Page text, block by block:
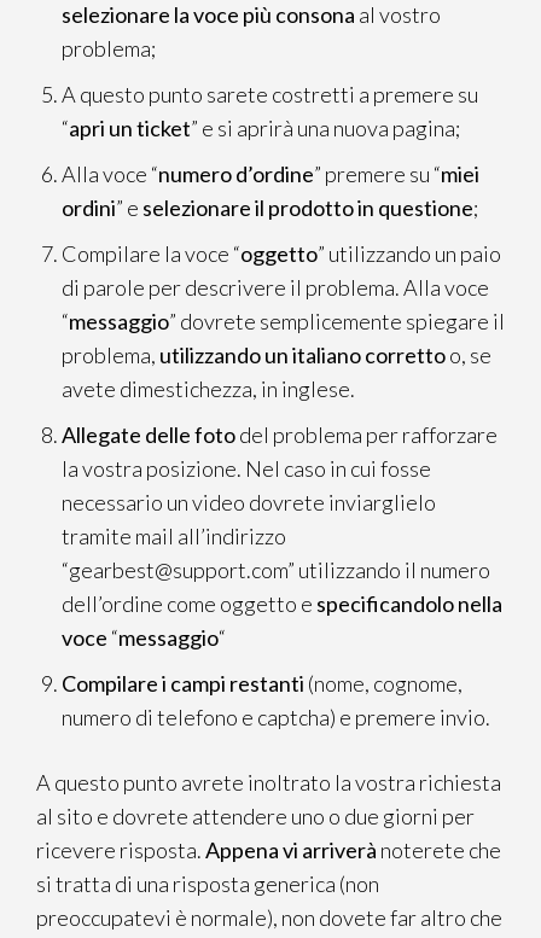
selezionare la voce più consona al vostro
problema;
A questo punto sarete costretti a premere su
“apri un ticket” e si aprirà una nuova pagina;
Alla voce “numero d’ordine” premere su “miei
ordini” e selezionare il prodotto in questione;
Compilare la voce “oggetto” utilizzando un paio
di parole per descrivere il problema. Alla voce
“messaggio” dovrete semplicemente spiegare il
problema, utilizzando un italiano correttoo, se
avete dimestichezza, in inglese.
Allegate delle fotodel problema per rafforzare
la vostra posizione. Nel caso in cui fosse
necessario un video dovrete inviarglielo
tramite mail all’indirizzo
“gearbest@support.com” utilizzando il numero
dell’ordine come oggetto e specificandolo nella
voce “messaggio“
Compilare i campi restanti (nome, cognome,
numero di telefono e captcha) e premere invio.
A questo punto avrete inoltrato la vostra richiesta
al sito e dovrete attendere uno o due giorni per
ricevere risposta.Appena vi arriverà noterete che
si tratta di una risposta generica (non
preoccupatevi è normale), non dovete far altro che